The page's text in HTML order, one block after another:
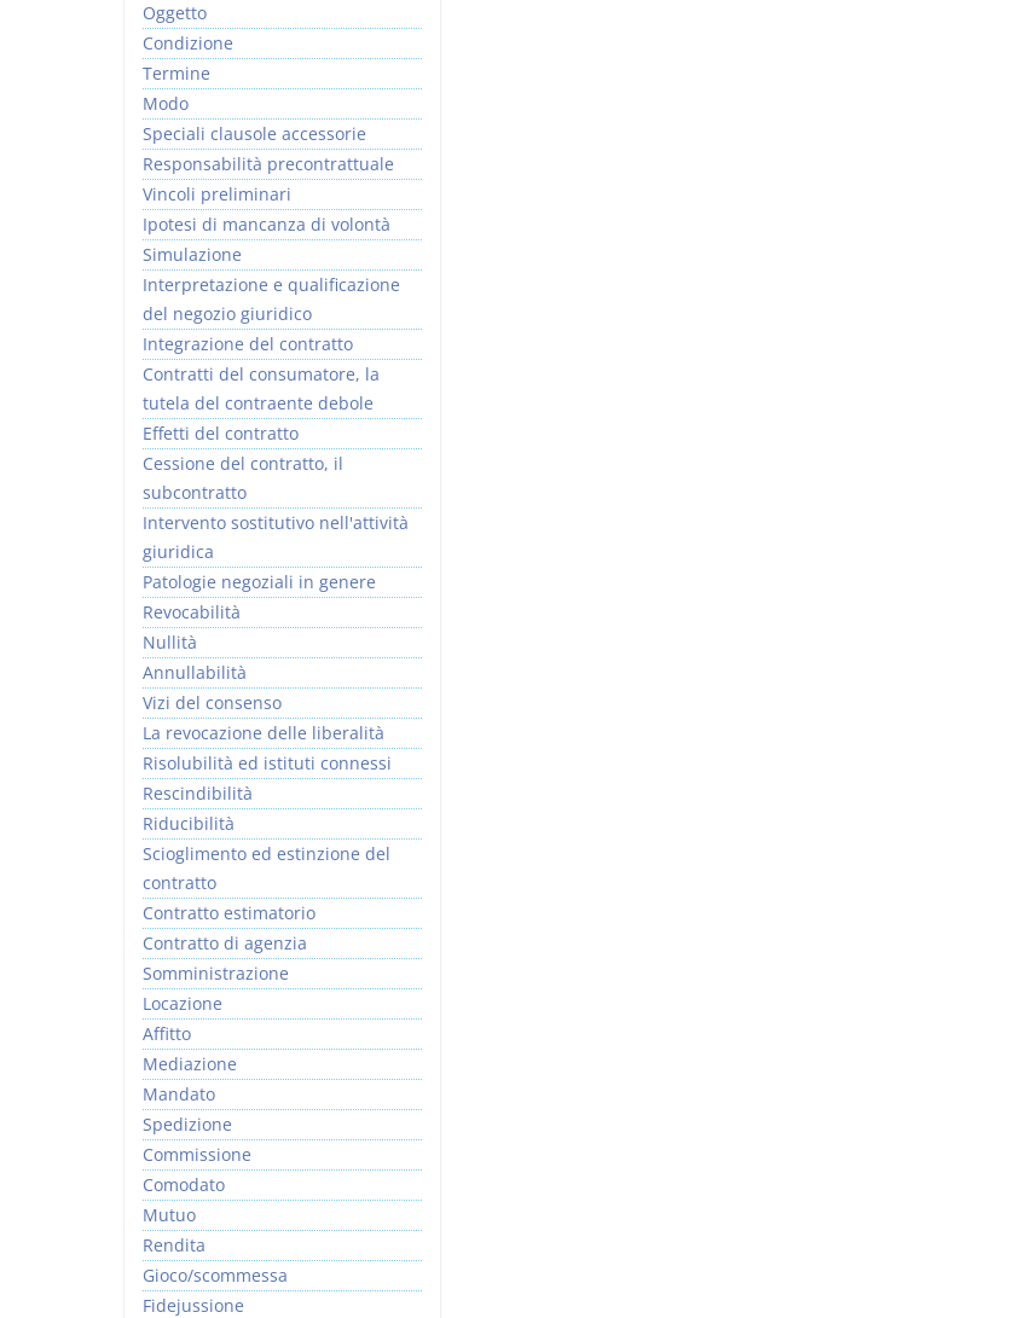
Oggetto
Condizione
Termine
Modo
Speciali clausole accessorie
Responsabilità precontrattuale
Vincoli preliminari
Ipotesi di mancanza di volontà
Simulazione
Interpretazione e qualificazione
del negozio giuridico
Integrazione del contratto
Contratti del consumatore, la
tutela del contraente debole
Effetti del contratto
Cessione del contratto, il
subcontratto
Intervento sostitutivo nell'attività
giuridica
Patologie negoziali in genere
Revocabilità
Nullità
Annullabilità
Vizi del consenso
La revocazione delle liberalità
Risolubilità ed istituti connessi
Rescindibilità
Riducibilità
Scioglimento ed estinzione del
contratto
Contratto estimatorio
Contratto di agenzia
Somministrazione
Locazione
Affitto
Mediazione
Mandato
Spedizione
Commissione
Comodato
Mutuo
Rendita
Gioco/scommessa
Fidejussione